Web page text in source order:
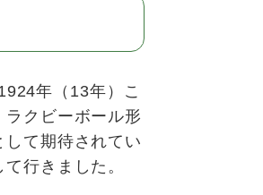
年（13年）こ
クビーボール形
て期待されてい
行きました。